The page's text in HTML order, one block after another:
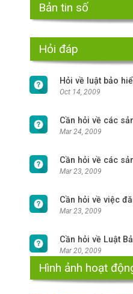
Bản tin số
Hỏi đáp
Hỏi về luật bảo
Oct 14, 2009
Cần hỏi về các
Mar 24, 2009
Cần hỏi về các
Mar 23, 2009
Cần hỏi về việc
Mar 23, 2009
Cần hỏi về Luật
Mar 20, 2009
Hình ảnh hoạt